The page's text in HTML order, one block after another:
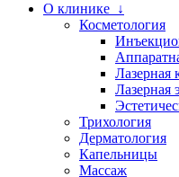
О клинике ↓
Косметология
Лазерная
Лазерная
Трихология
Дерматология
Капельницы
Массаж